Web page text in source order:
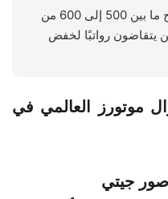
عاجل | تقوم جنرال موتورز بتسريح ما بين 500 إلى 600 من
يتقاضون رواتبًا لخفض
موتورز العالمي في
جيتي